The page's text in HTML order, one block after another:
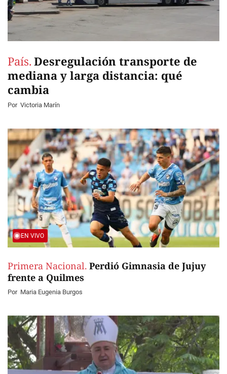
País. Desregulación transporte de
mediana y larga distancia: qué
cambia
Por Victoria Marín
EN VIVO
Primera Nacional. Perdió Gimnasia de Jujuy
frente a Quilmes
Por Maria Eugenia Burgos